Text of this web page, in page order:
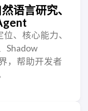
语言研究、
、核心能力、
Shadow
，帮助开发者